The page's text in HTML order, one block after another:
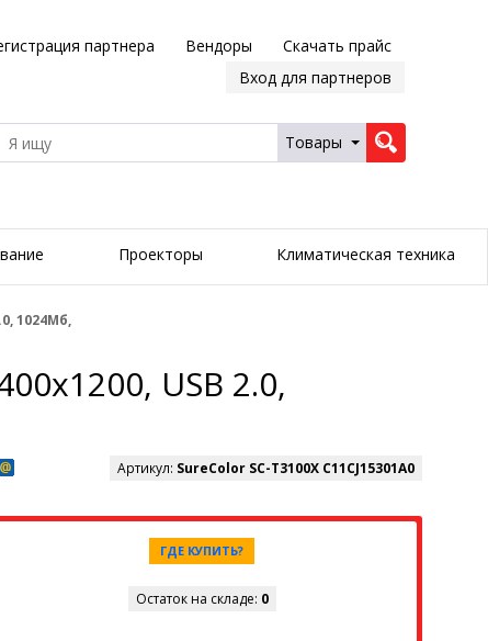
партнера Вендоры
Скачать прайс
Вход для партнеров
Товары
Проекторы Климатическая техника
1024Мб,
USB 2.0,
Артикул: SureColor SC-T3100X C11CJ15301A0
ГДЕ КУПИТЬ?
Остаток на складе: 0